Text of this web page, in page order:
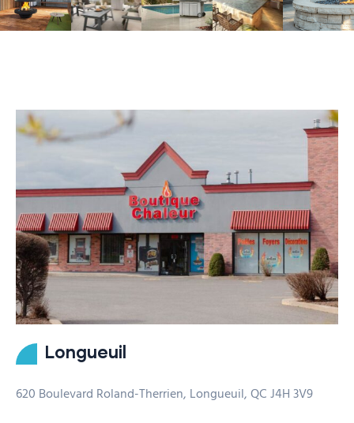
Longueuil
620 Boulevard Roland-Therrien, Longueuil, QC J4H 3V9